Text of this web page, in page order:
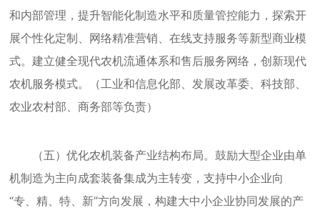
和内部管理，提升智能化制造水平和质量管控能力，探索开
展个性化定制、网络精准营销、在线支持服务等新型商业模
式。建立健全现代农机流通体系和售后服务网络，创新现代
农机服务模式。（工业和信息化部、发展改革委、科技部、
农业农村部、商务部等负责）
（五）优化农机装备产业结构布局。鼓励大型企业由单
机制造为主向成套装备集成为主转变，支持中小企业向
“专、精、特、新”方向发展，构建大中小企业协同发展的产